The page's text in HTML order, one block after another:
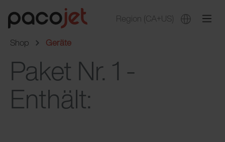
Region (CA+US)
Shop
Geräte
Paket Nr. 1 -
Enthält: